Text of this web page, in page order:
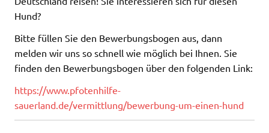
Hund?
Bitte füllen Sie den Bewerbungsbogen aus, dann
melden wir uns so schnell wie möglich bei Ihnen. Sie
finden den Bewerbungsbogen über den folgenden Link:
https://www.pfotenhilfe-
sauerland.de/vermittlung/bewerbung-um-einen-hund